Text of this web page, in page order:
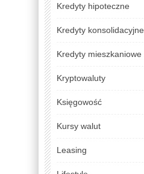
Kredyty hipoteczne
Kredyty konsolidacyjne
Kredyty mieszkaniowe
Kryptowaluty
Księgowość
Kursy walut
Leasing